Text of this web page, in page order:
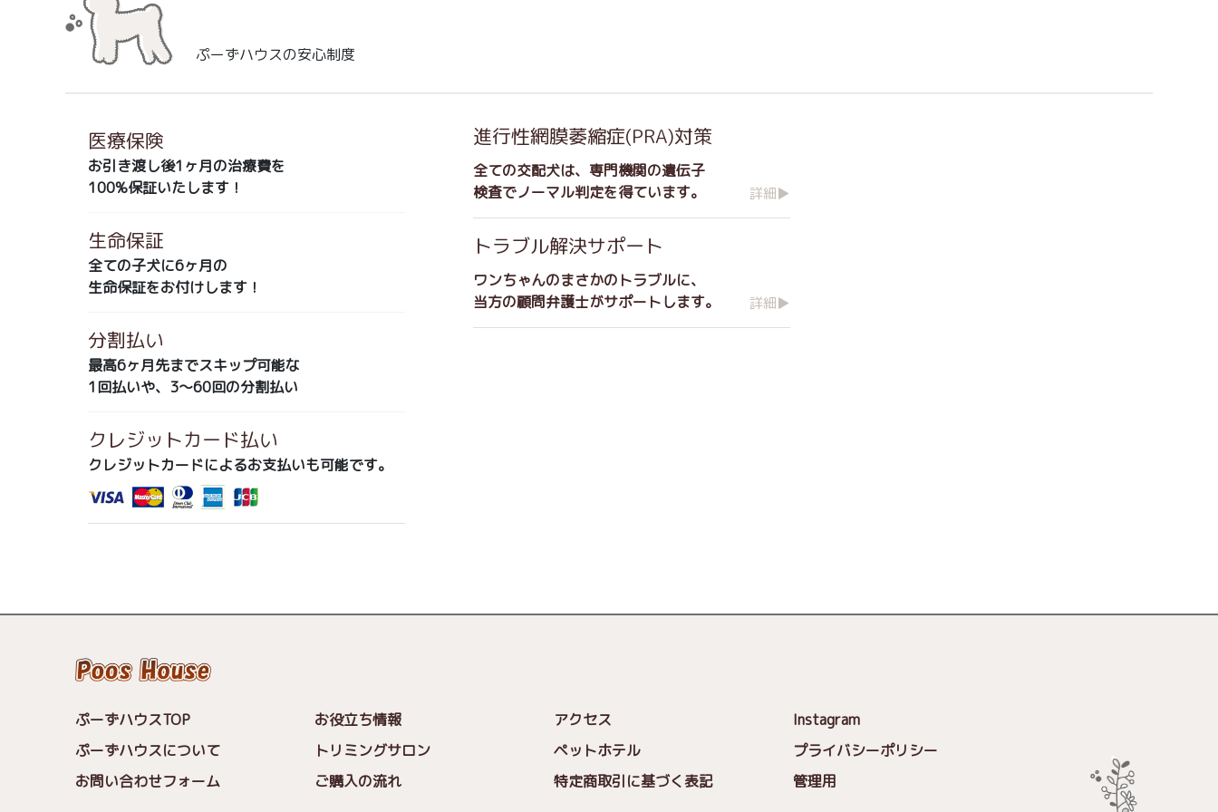
ぷーずハウスの安心制度
医療保険
お引き渡し後1ヶ月の治療費を
100%保証いたします！
生命保証
全ての子犬に6ヶ月の
生命保証をお付けします！
分割払い
最高6ヶ月先までスキップ可能な
1回払いや、3～60回の分割払い
クレジットカード払い
クレジットカードによるお支払いも可能です。
進行性網膜萎縮症(PRA)対策
全ての交配犬は、専門機関の遺伝子
検査でノーマル判定を得ています。
詳細▶
トラブル解決サポート
ワンちゃんのまさかのトラブルに、
当方の顧問弁護士がサポートします。 詳細▶
ぷーずハウスTOP お役立ち情報 アクセス Instagram
ぷーずハウスについて トリミングサロン ペットホテル
プライバシーポリシー
お問い合わせフォーム
ご購入の流れ 特定商取引に基づく表記 管理用